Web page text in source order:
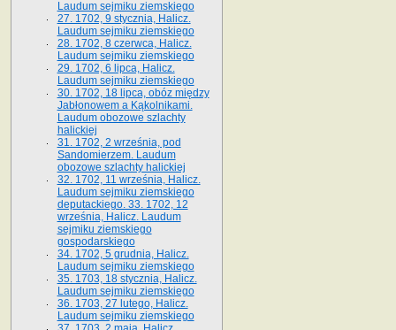
Laudum sejmiku ziemskiego
27. 1702, 9 stycznia, Halicz.
Laudum sejmiku ziemskiego
28. 1702, 8 czerwca, Halicz.
Laudum sejmiku ziemskiego
29. 1702, 6 lipca, Halicz.
Laudum sejmiku ziemskiego
30. 1702, 18 lipca, obóz między
Jabłonowem a Kąkolnikami.
Laudum obozowe szlachty
halickiej
31. 1702, 2 września, pod
Sandomierzem. Laudum
obozowe szlachty halickiej
32. 1702, 11 września, Halicz.
Laudum sejmiku ziemskiego
deputackiego. 33. 1702, 12
września, Halicz. Laudum
sejmiku ziemskiego
gospodarskiego
34. 1702, 5 grudnia, Halicz.
Laudum sejmiku ziemskiego
35. 1703, 18 stycznia, Halicz.
Laudum sejmiku ziemskiego
36. 1703, 27 lutego, Halicz.
Laudum sejmiku ziemskiego